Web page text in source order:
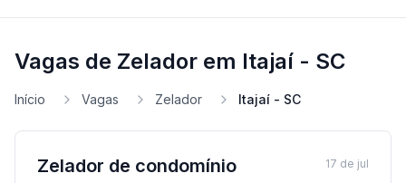
Vagas de Zelador em Itajaí - SC
Início Vagas Zelador Itajaí - SC
Zelador de condomínio 17 de jul